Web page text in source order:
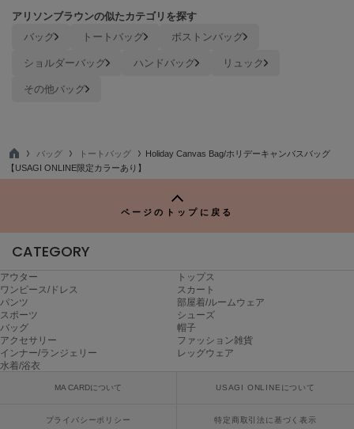
アリソンブラウンの似たカテゴリを探す
バッグ トートバッグ
ボストンバッグ
ショルダーバッグ
ハンドバッグ
リュック
その他バッグ
TO
P
バッグ トートバッグ
Holiday Canvas Bag/ホリデーキャンバスバッグ
【USAGI ONLINE限定カラーあり】
ページのトップに戻る
CATEGORY
アウター
トップス
ワンピース/ドレス
スカート
パンツ
部屋着/ルームウェア
スポーツ
シューズ
バッグ
帽子
アクセサリー
ファッション雑貨
インナー/ランジェリー
レッグウェア
水着/浴衣
MA CARDについて USAGI ONLINEについて
プライバシーポリシー 特定商取引法に基づく表示